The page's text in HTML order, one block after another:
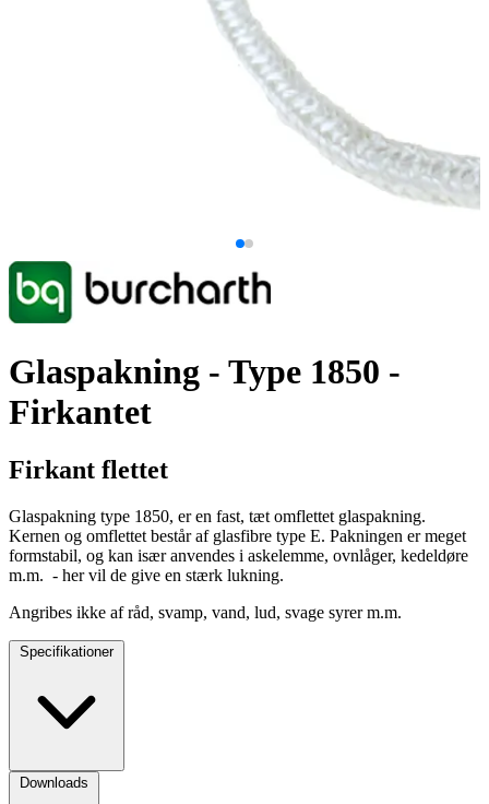
Glaspakning - Type 1850 -
Firkantet
Firkant flettet
Glaspakning type 1850, er en fast, tæt omflettet glaspakning.
Kernen og omflettet består af glasfibre type E. Pakningen er meget
formstabil, og kan især anvendes i askelemme, ovnlåger, kedeldøre
m.m. - her vil de give en stærk lukning.
Angribes ikke af råd, svamp, vand, lud, svage syrer m.m.
Specifikationer
Downloads